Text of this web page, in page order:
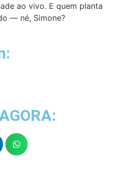
ao vivo. E quem planta
— né, Simone?